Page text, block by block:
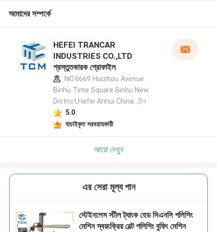
আমাদের সম্পর্কে
HEFEI TRANCAR
INDUSTRIES CO.,LTD
প্রস্তুতকারক প্রোফাইল
NO.6669 Huizhou Avenue
Binhu Time Square Binhu New
District,Hefei Anhui China. ,চীন
5.0
যাচাইকৃত সরবরাহকারী
আরো দেখুন
এর সেরা মূল্য পান
স্টেইনলেস স্টীল ট্যাংক হেড সিএনসি পলিশিং
মেশিন স্বয়ংক্রিয় বেল্ট পলিশিং বুফিং মেশিন